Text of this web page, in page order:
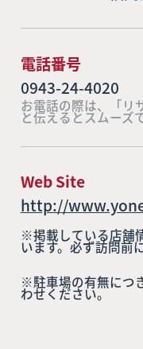
電話番号
0943-24-4020
お電話の際は、「リ
と伝えるとスムーズ
Web Site
http://
※掲載している店舗
います。必ず訪問前
※駐車場の有無につ
わせください。